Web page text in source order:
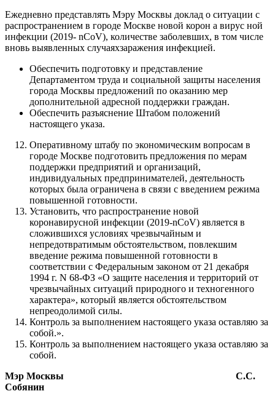
Ежедневно представлять Мэру Москвы доклад о ситуации с
распространением в городе Москве новой корон а вирус ной
инфекции (2019- nCoV), количестве заболевших, в том числе
вновь выявленных случаяхзаражения инфекцией.
Обеспечить подготовку и представление
Департаментом труда и социальной защиты населения
города Москвы предложений по оказанию мер
дополнительной адресной поддержки граждан.
Обеспечить разъяснение Штабом положений
настоящего указа.
Оперативному штабу по экономическим вопросам в
городе Москве подготовить предложения по мерам
поддержки предприятий и организаций,
индивидуальных предпринимателей, деятельность
которых была ограничена в связи с введением режима
повышенной готовности.
Установить, что распространение новой
коронавирусной инфекции (2019-nCoV) является в
сложившихся условиях чрезвычайным и
непредотвратимым обстоятельством, повлекшим
введение режима повышенной готовности в
соответствии с Федеральным законом от 21 декабря
1994 г. N 68-ФЗ «О защите населения и территорий от
чрезвычайных ситуаций природного и техногенного
характера», который является обстоятельством
непреодолимой силы.
Контроль за выполнением настоящего указа оставляю за
собой.».
Контроль за выполнением настоящего указа оставляю за
собой.
Мэр Москвы С.С.
Собянин